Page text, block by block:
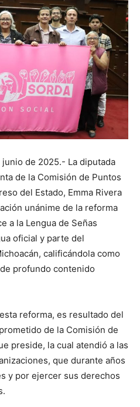
de 2025.- La diputada
de la Comisión de Puntos
del Estado, Emma Rivera
unánime de la reforma
a la Lengua de Señas
oficial y parte del
calificándola como
profundo contenido
reforma, es resultado del
de la Comisión de
preside, la cual atendió a las
que durante años
y por ejercer sus derechos